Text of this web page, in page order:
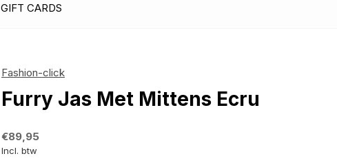
GIFT CARDS
Fashion-click
Furry Jas Met Mittens Ecru
€89,95
Incl. btw